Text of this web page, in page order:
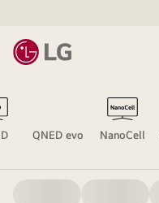
QNED evo NanoCell